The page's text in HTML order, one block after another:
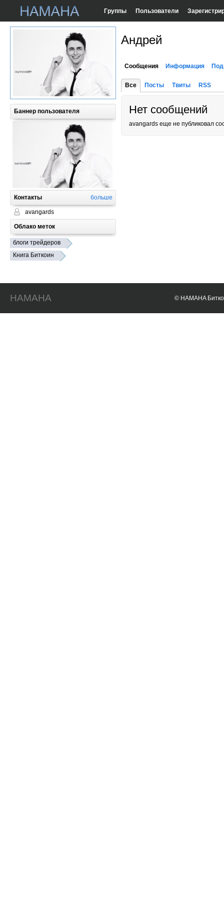
Группы Пользователи
Баннер пользователя
Контакты больше
avangards
Облако меток
блоги трейдеров
Книга Биткоин
Андрей
Сообщения Информация
Все Посты Твиты RSS
Нет сообщений
avangards еще не публиковал
HAMAHA © HAMAHA